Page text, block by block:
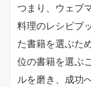
つまり、ウェブ
料理のレシピブ
た書籍を選ぶた
位の書籍を選ぶ
ルを磨き、成功